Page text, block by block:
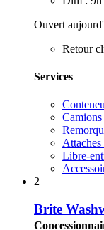
Ouvert
Retour
Services
Camions
Attaches
Libre-
2
Brite